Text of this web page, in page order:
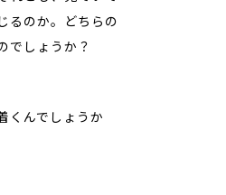
るのか。どちらの
でしょうか？
くんでしょうか